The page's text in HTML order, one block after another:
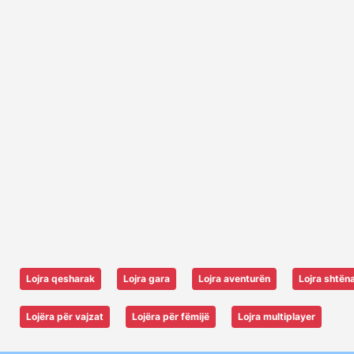
Lojra qesharak Lojra gara Lojra aventurën Lojra
Lojëra për vajzat Lojëra për fëmijë Lojra multiplayer